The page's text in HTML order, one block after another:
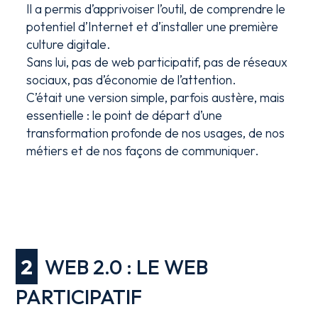
Il a permis d’apprivoiser l’outil, de comprendre le
potentiel d’Internet et d’installer une première
culture digitale.
Sans lui, pas de web participatif, pas de réseaux
sociaux, pas d’économie de l’attention.
C’était une version simple, parfois austère, mais
essentielle : le point de départ d’une
transformation profonde de nos usages, de nos
métiers et de nos façons de communiquer.
2 WEB 2.0 : LE WEB
PARTICIPATIF